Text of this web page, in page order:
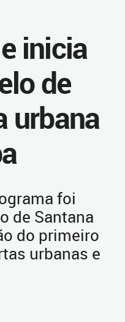
inicia
de
urbana
foi
de Santana
do primeiro
urbanas e